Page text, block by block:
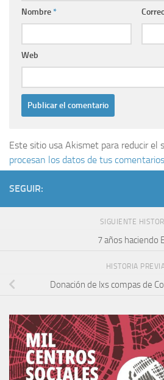
Nombre*
Web
Este sitio usa Akismet para reducir el
procesan los datos de tus
SEGUIR:
SIGUIENTE
7 años haciendo
HISTORIA
Donación de lxs compas de